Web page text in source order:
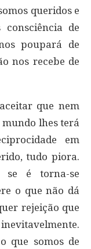
queridos e
consciência de
poupará de
nos recebe de
que nem
lhes terá
em
tudo piora.
se é torna-se
o que não dá
rejeição que
que somos de